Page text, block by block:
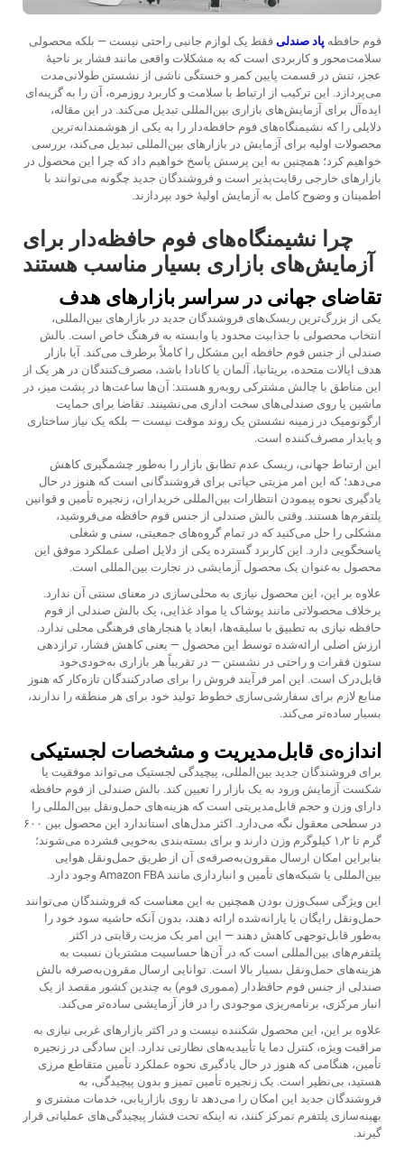
فوم حافظه پاد صندلی فقط یک لوازم جانبی راحتی نیست — بلکه محصولی
سلامت‌محور و کاربردی است که به مشکلات واقعی مانند فشار بر ناحیهٔ
عجز، تنش در قسمت پایین کمر و خستگی ناشی از نشستن طولانی‌مدت
می‌پردازد. این ترکیب از ارتباط با سلامت و کاربرد روزمره، آن را به گزینه‌ای
ایده‌آل برای آزمایش‌های بازاری بین‌المللی تبدیل می‌کند. در این مقاله،
دلایلی را که نشیمنگاه‌های فوم حافظه‌دار را به یکی از هوشمندانه‌ترین
محصولات اولیه برای آزمایش در بازارهای بین‌المللی تبدیل می‌کند، بررسی
خواهیم کرد؛ همچنین به این پرسش پاسخ خواهیم داد که چرا این محصول در
بازارهای خارجی رقابت‌پذیر است و فروشندگان جدید چگونه می‌توانند با
اطمینان و وضوح کامل به آزمایش اولیهٔ خود بپردازند.
چرا نشیمنگاه‌های فوم حافظه‌دار برای
آزمایش‌های بازاری بسیار مناسب هستند
تقاضای جهانی در سراسر بازارهای هدف
یکی از بزرگ‌ترین ریسک‌های فروشندگان جدید در بازارهای بین‌المللی،
انتخاب محصولی با جذابیت محدود یا وابسته به فرهنگ خاص است. بالش
صندلی از جنس فوم حافظه این مشکل را کاملاً برطرف می‌کند. آیا بازار
هدف ایالات متحده، بریتانیا، آلمان یا کانادا باشد، مصرف‌کنندگان در هر یک از
این مناطق با چالش مشترکی روبه‌رو هستند: آن‌ها ساعت‌ها در پشت میز، در
ماشین یا روی صندلی‌های سخت اداری می‌نشینند. تقاضا برای حمایت
ارگونومیک در زمینه نشستن یک روند موقت نیست — بلکه یک نیاز ساختاری
و پایدار مصرف‌کننده است.
این ارتباط جهانی، ریسک عدم تطابق بازار را به‌طور چشمگیری کاهش
می‌دهد؛ که این امر مزیتی حیاتی برای فروشندگانی است که هنوز در حال
یادگیری نحوه پیمودن انتظارات بین‌المللی خریداران، زنجیره تأمین و قوانین
پلتفرم‌ها هستند. وقتی بالش صندلی از جنس فوم حافظه می‌فروشید،
مشکلی را حل می‌کنید که در تمام گروه‌های جمعیتی، سنی و شغلی
پاسخگویی دارد. این کاربرد گسترده یکی از دلایل اصلی عملکرد موفق این
محصول به‌عنوان یک محصول آزمایشی در تجارت بین‌المللی است.
علاوه بر این، این محصول نیازی به محلی‌سازی در معنای سنتی آن ندارد.
برخلاف محصولاتی مانند پوشاک یا مواد غذایی، یک بالش صندلی از فوم
حافظه نیازی به تطبیق با سلیقه‌ها، ابعاد یا هنجارهای فرهنگی محلی ندارد.
ارزش اصلی ارائه‌شده توسط این محصول — یعنی کاهش فشار، ترازدهی
ستون فقرات و راحتی در نشستن — در تقریباً هر بازاری به‌خودی‌خود
قابل‌درک است. این امر فرآیند فروش را برای صادرکنندگان تازه‌کار که هنوز
منابع لازم برای سفارشی‌سازی خطوط تولید خود برای هر منطقه را ندارند،
بسیار ساده‌تر می‌کند.
اندازه‌ی قابل‌مدیریت و مشخصات لجستیکی
برای فروشندگان جدید بین‌المللی، پیچیدگی لجستیک می‌تواند موفقیت یا
شکست آزمایش ورود به یک بازار را تعیین کند. بالش صندلی از فوم حافظه
دارای وزن و حجم قابل‌مدیریتی است که هزینه‌های حمل‌ونقل بین‌المللی را
در سطحی معقول نگه می‌دارد. اکثر مدل‌های استاندارد این محصول بین ۶۰۰
گرم تا ۱٫۲ کیلوگرم وزن دارند و برای بسته‌بندی به‌خوبی فشرده می‌شوند؛
بنابراین امکان ارسال مقرون‌به‌صرفه‌ی آن از طریق حمل‌ونقل هوایی
بین‌المللی یا شبکه‌های تأمین و انبارداری مانند Amazon FBA وجود دارد.
این ویژگی سبک‌وزن بودن همچنین به این معناست که فروشندگان می‌توانند
حمل‌ونقل رایگان یا یارانه‌شده ارائه دهند، بدون آنکه حاشیه سود خود را
به‌طور قابل‌توجهی کاهش دهند — این امر یک مزیت رقابتی در اکثر
پلتفرم‌های بین‌المللی است که در آن‌ها حساسیت مشتریان نسبت به
هزینه‌های حمل‌ونقل بسیار بالا است. توانایی ارسال مقرون‌به‌صرفه بالش
صندلی از جنس فوم حافظ‌دار (مموری فوم) به چندین کشور مقصد از یک
انبار مرکزی، برنامه‌ریزی موجودی را در فاز آزمایشی ساده‌تر می‌کند.
علاوه بر این، این محصول شکننده نیست و در اکثر بازارهای غربی نیازی به
مراقبت ویژه، کنترل دما یا تأییدیه‌های نظارتی ندارد. این سادگی در زنجیره
تأمین، هنگامی که هنوز در حال یادگیری نحوه عملکرد تأمین متقاطع مرزی
هستید، بی‌نظیر است. یک زنجیره تأمین تمیز و بدون پیچیدگی، به
فروشندگان جدید این امکان را می‌دهد تا روی بازاریابی، خدمات مشتری و
بهینه‌سازی پلتفرم تمرکز کنند، نه اینکه تحت فشار پیچیدگی‌های عملیاتی قرار
گیرند.